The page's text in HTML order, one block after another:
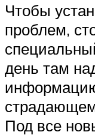
Чтобы
проблем,
день там
Под все